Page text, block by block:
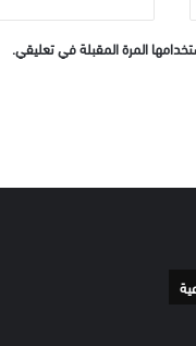
المرة المقبلة في تعليقي.